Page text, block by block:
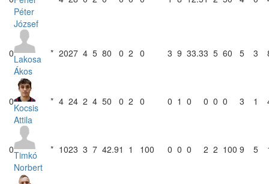
Péter
József
0Lakosa
Ákos
* 2027 4 5 80 0 2 0 3 9 33.33 5 60 5 3
0
Kocsis
Attila
* 4 24 2 4 50 0 2 0 0 1 0 0 0 0 3 1
0Timkó
Norbert
* 1023 3 7 42.91 1 100 0 0 0 2 2 100 9 5